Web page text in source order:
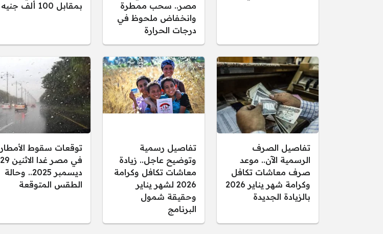
مصر.. سحب ممطرة
وانخفاض ملحوظ في
درجات الحرارة
بمقابل 100 ألف جنيه
تفاصيل الصرف
الرسمية الآن.. موعد
صرف معاشات تكافل
وكرامة شهر يناير 2026
بالزيادة الجديدة
تفاصيل رسمية
وتوضيح عاجل.. زيادة
معاشات تكافل وكرامة
2026 لشهر يناير
وحقيقة شمول
البرنامج
توقعات سقوط الأمطار
في مصر غدا الاثنين 29
ديسمبر 2025.. وحالة
الطقس المتوقعة